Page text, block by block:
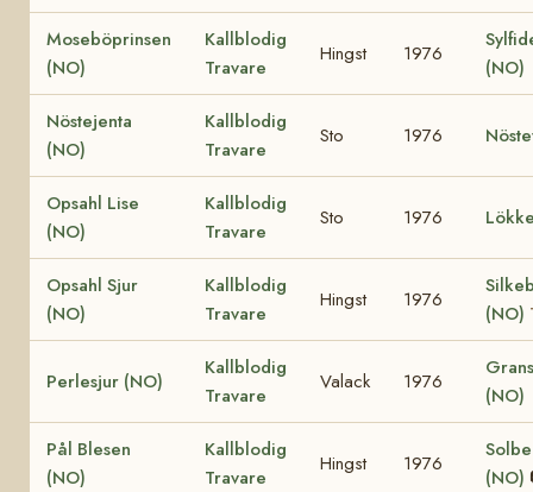
Moseböprinsen
(NO)
Kallblodig
Travare
Hingst 1976
(NO)
Nöstejenta
(NO)
Kallblodig
Travare
Sto 1976
Opsahl Lise
(NO)
Kallblodig
Travare
Sto 1976
Opsahl Sjur
(NO)
Kallblodig
Travare
Hingst 1976
(NO)
Perlesjur (NO)
Kallblodig
Travare
Valack 1976
(NO)
Pål Blesen
(NO)
Kallblodig
Travare
Hingst 1976
(NO)